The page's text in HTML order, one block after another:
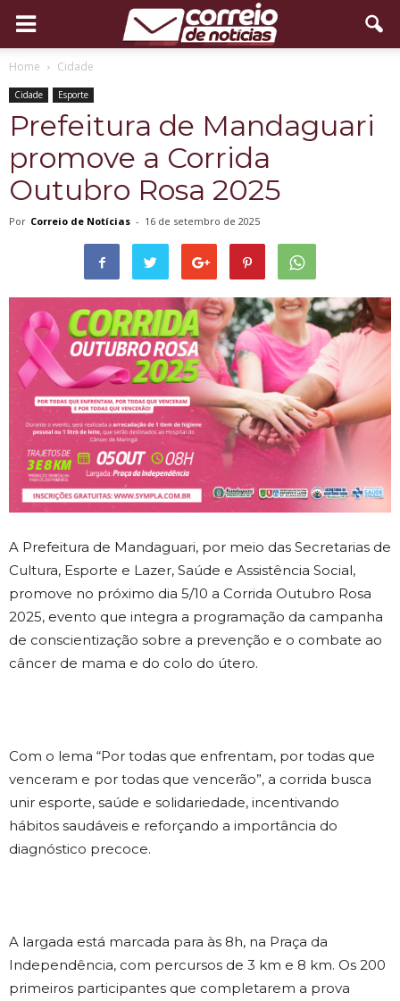
Home Cidade
Cidade Esporte
Prefeitura de Mandaguari
promove a Corrida
Outubro Rosa 2025
Por Correio de Notícias - 16 de setembro de 2025
A Prefeitura de Mandaguari, por meio das Secretarias de
Cultura, Esporte e Lazer, Saúde e Assistência Social,
promove no próximo dia 5/10 a Corrida Outubro Rosa
2025, evento que integra a programação da campanha
de conscientização sobre a prevenção e o combate ao
câncer de mama e do colo do útero.
Com o lema “Por todas que enfrentam, por todas que
venceram e por todas que vencerão”, a corrida busca
unir esporte, saúde e solidariedade, incentivando
hábitos saudáveis e reforçando a importância do
diagnóstico precoce.
A largada está marcada para às 8h, na Praça da
Independência, com percursos de 3 km e 8 km. Os 200
primeiros participantes que completarem a prova